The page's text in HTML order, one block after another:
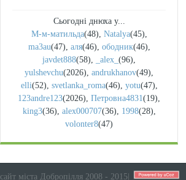
Сьогодні днюха у...
М-м-матильда(48), Natalya(45),
ma3au(47), аля(46), ободник(46),
javdet888(58), _alex_ (96),
yulshevchu(2026), andrukhanov(49),
elli(52), svetlanka_roma(46), yotu(47),
123andre123(2026), Петровна4831(19),
king3(36), alex000707(36), 1998(28),
volonter8(47)
сайт міста Добропілля 2008 - 2015